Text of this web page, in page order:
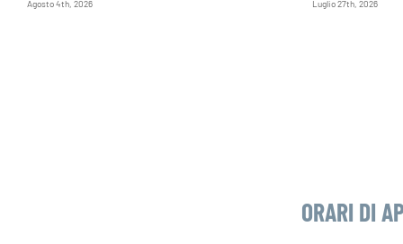
Agosto 4th, 2026 Luglio 27th, 2026
ORARI DI